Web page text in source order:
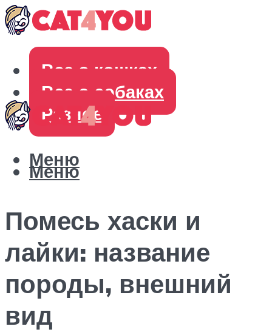
Все о кошках
Все о собаках
Разное
Меню
Меню
Помесь хаски и
лайки: название
породы, внешний
вид